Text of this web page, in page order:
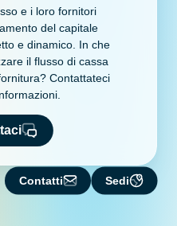
e i loro fornitori
del capitale
e dinamico. In che
il flusso di cassa
Contattateci
Contatti Sedi